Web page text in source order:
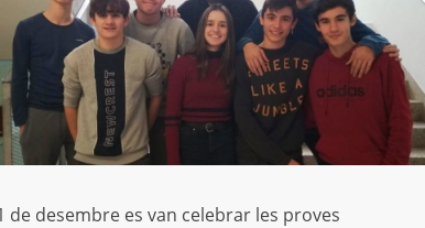
de desembre es van celebrar les proves